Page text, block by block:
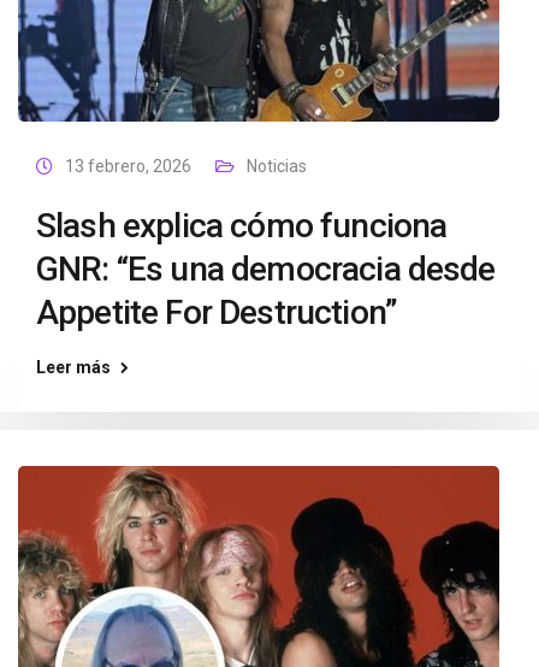
13 febrero, 2026 Noticias
Slash explica cómo funciona
GNR: “Es una democracia desde
Appetite For Destruction”
Leer más